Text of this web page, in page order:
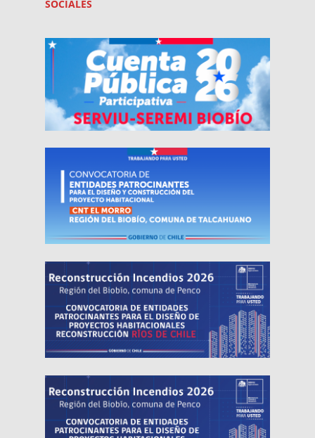
SOCIALES